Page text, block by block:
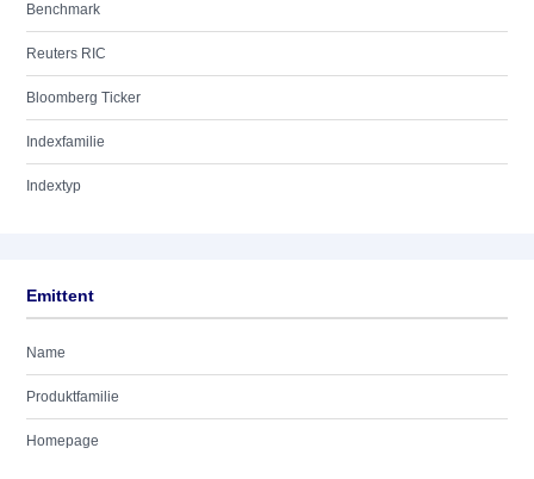
Benchmark
Reuters RIC
Bloomberg Ticker
Indexfamilie
Indextyp
Emittent
Name
Produktfamilie
Homepage